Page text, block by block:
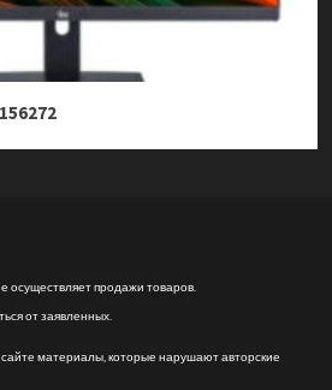
осуществляет продажи товаров.
от заявленных.
материалы, которые нарушают авторские